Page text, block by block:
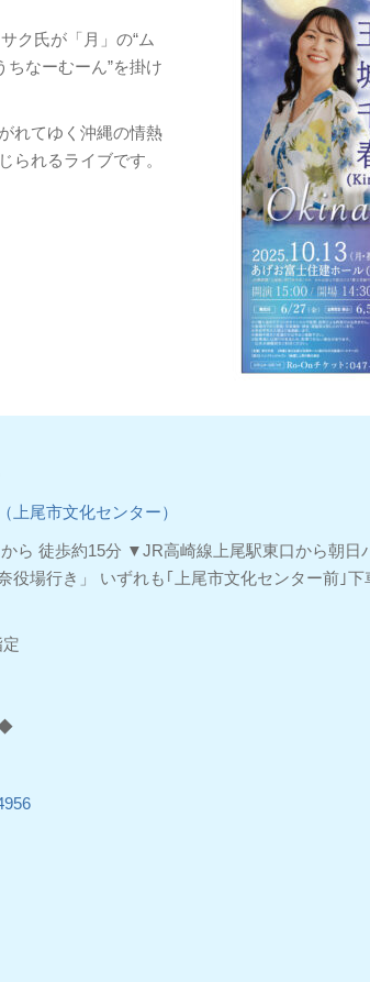
ク氏が「月」の“ム
ちなーむーん”を掛け
れてゆく沖縄の情熱
られるライブです。
上尾市文化センター）
ら 徒歩約15分 ▼JR高崎線上尾駅東口から朝日
役場行き」 いずれも｢上尾市文化センター前｣下